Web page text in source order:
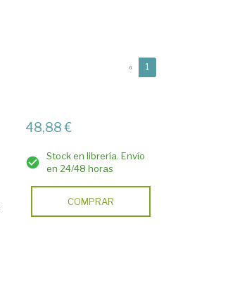
« 1
48,88 €
Stock en librería. Envío
en 24/48 horas
COMPRAR